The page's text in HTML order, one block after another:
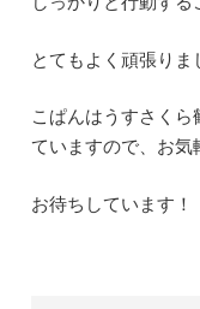
とてもよく頑張りま
こぱんはうすさく
ていますので、お気
お待ちしています！